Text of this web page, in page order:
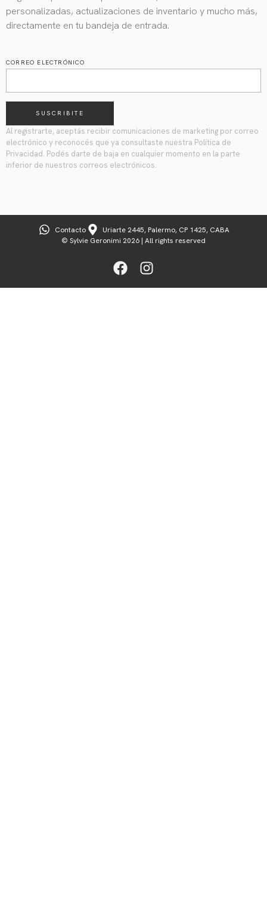
personalizadas, actualizaciones de inventario y mucho más,
directamente en tu bandeja de entrada.
CORREO ELECTRÓNICO
SUSCRIBITE
Al registrarte, aceptás recibir comunicaciones de marketing por correo
electrónico y reconocés que ya consultaste nuestra Política de
Privacidad. Podés darte de baja en cualquier momento en la parte
inferior de nuestros correos electrónicos.
Contacto
Uriarte 2445, Palermo, CP 1425, CABA
© Sylvie Geronimi 2026 | All rights reserved